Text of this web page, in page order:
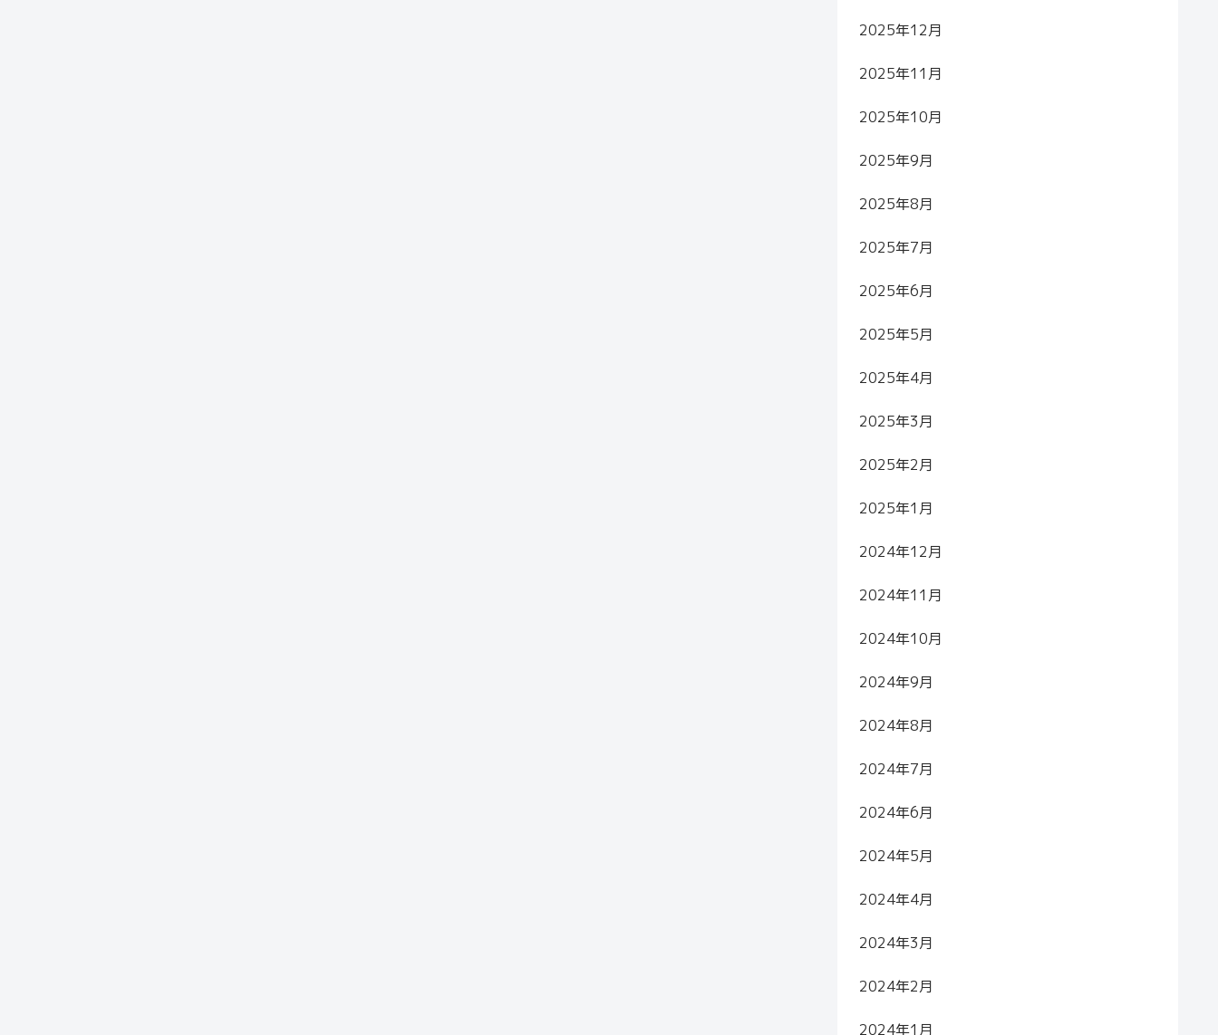
2025年12月
2025年11月
2025年10月
2025年9月
2025年8月
2025年7月
2025年6月
2025年5月
2025年4月
2025年3月
2025年2月
2025年1月
2024年12月
2024年11月
2024年10月
2024年9月
2024年8月
2024年7月
2024年6月
2024年5月
2024年4月
2024年3月
2024年2月
2024年1月